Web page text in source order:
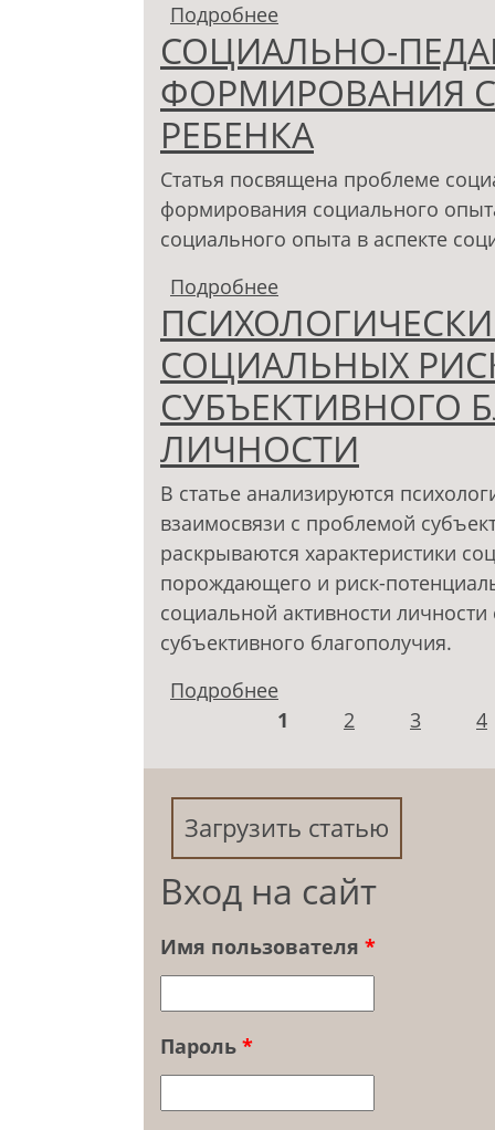
Подробнее
БЕСПРИЗОРНОСТЬ
СОЦИАЛЬНО-
ФОРМИРОВАНИЯ
РЕБЕНКА
Статья посвящена проблеме
формирования социального
социального опыта в аспекте
Подробнее
СОЦИАЛЬНОГО
СОЦИАЛЬНЫХ
СУБЪЕКТИВНОГО
ЛИЧНОСТИ
В статье анализируются
взаимосвязи с проблемой
раскрываются характеристики
порождающего и риск-
социальной активности
субъективного благополучия.
Подробнее
ПРОБЛЕМА
Страницы
1 2 3 4
Загрузить статью
Вход на сайт
Имя пользователя *
Пароль *